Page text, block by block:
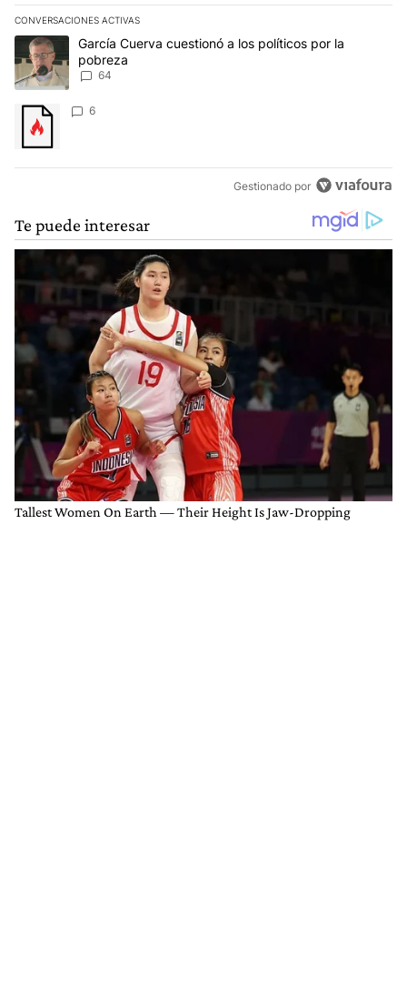
CONVERSACIONES ACTIVAS
Este listado muestra los artículos con más comentarios en los
Un artículo de tendencia con el título "García Cuerva cuestionó
García Cuerva cuestionó a los políticos por la
pobreza
64
Un artículo de tendencia con el título "" con 6 comentarios.
6
Gestionado por